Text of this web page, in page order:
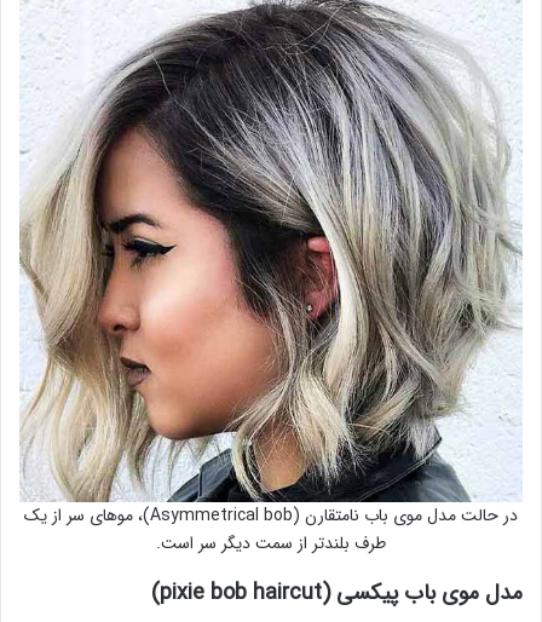
در حالت مدل موی باب نامتقارن (Asymmetrical bob)، موهای سر از یک
طرف بلندتر از سمت دیگر سر است.
مدل موی باب پیکسی (pixie bob haircut)